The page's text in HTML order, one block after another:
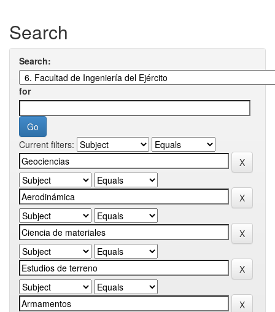
Search
Search:
for
Current filters: